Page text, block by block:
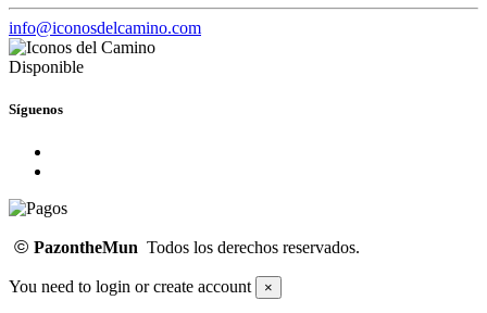
info@iconosdelcamino.com
Disponible
Síguenos
© PazontheMun Todos los derechos reservados.
You need to login or create account ×